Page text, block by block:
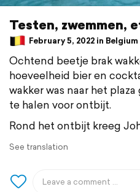
Testen, zwemmen,
February 5, 2022 in Belgium
Ochtend beetje brak
hoeveelheid bier en
wakker was naar het
te halen voor ontbijt.
Rond het ontbijt kreeg
See translation